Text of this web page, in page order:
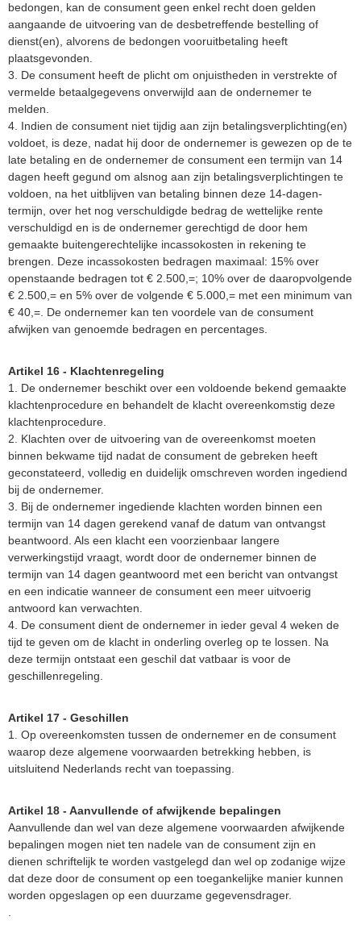
bedongen, kan de consument geen enkel recht doen gelden
aangaande de uitvoering van de desbetreffende bestelling of
dienst(en), alvorens de bedongen vooruitbetaling heeft
plaatsgevonden.
3. De consument heeft de plicht om onjuistheden in verstrekte of
vermelde betaalgegevens onverwijld aan de ondernemer te
melden.
4. Indien de consument niet tijdig aan zijn betalingsverplichting(en)
voldoet, is deze, nadat hij door de ondernemer is gewezen op de te
late betaling en de ondernemer de consument een termijn van 14
dagen heeft gegund om alsnog aan zijn betalingsverplichtingen te
voldoen, na het uitblijven van betaling binnen deze 14-dagen-
termijn, over het nog verschuldigde bedrag de wettelijke rente
verschuldigd en is de ondernemer gerechtigd de door hem
gemaakte buitengerechtelijke incassokosten in rekening te
brengen. Deze incassokosten bedragen maximaal: 15% over
openstaande bedragen tot € 2.500,=; 10% over de daaropvolgende
€ 2.500,= en 5% over de volgende € 5.000,= met een minimum van
€ 40,=. De ondernemer kan ten voordele van de consument
afwijken van genoemde bedragen en percentages.
Artikel 16 - Klachtenregeling
1. De ondernemer beschikt over een voldoende bekend gemaakte
klachtenprocedure en behandelt de klacht overeenkomstig deze
klachtenprocedure.
2. Klachten over de uitvoering van de overeenkomst moeten
binnen bekwame tijd nadat de consument de gebreken heeft
geconstateerd, volledig en duidelijk omschreven worden ingediend
bij de ondernemer.
3. Bij de ondernemer ingediende klachten worden binnen een
termijn van 14 dagen gerekend vanaf de datum van ontvangst
beantwoord. Als een klacht een voorzienbaar langere
verwerkingstijd vraagt, wordt door de ondernemer binnen de
termijn van 14 dagen geantwoord met een bericht van ontvangst
en een indicatie wanneer de consument een meer uitvoerig
antwoord kan verwachten.
4. De consument dient de ondernemer in ieder geval 4 weken de
tijd te geven om de klacht in onderling overleg op te lossen. Na
deze termijn ontstaat een geschil dat vatbaar is voor de
geschillenregeling.
Artikel 17 - Geschillen
1. Op overeenkomsten tussen de ondernemer en de consument
waarop deze algemene voorwaarden betrekking hebben, is
uitsluitend Nederlands recht van toepassing.
Artikel 18 - Aanvullende of afwijkende bepalingen
Aanvullende dan wel van deze algemene voorwaarden afwijkende
bepalingen mogen niet ten nadele van de consument zijn en
dienen schriftelijk te worden vastgelegd dan wel op zodanige wijze
dat deze door de consument op een toegankelijke manier kunnen
worden opgeslagen op een duurzame gegevensdrager.
.